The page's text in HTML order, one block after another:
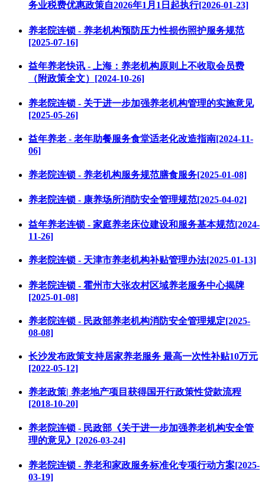
务业税费优惠政策自2026年1月1日起执行[2026-01-23]
养老院连锁 - 养老机构预防压力性损伤照护服务规范
[2025-07-16]
益年养老快讯 - 上海：养老机构原则上不收取会员费
（附政策全文）[2024-10-26]
养老院连锁 - 关于进一步加强养老机构管理的实施意见
[2025-05-26]
益年养老 - 老年助餐服务食堂适老化改造指南[2024-11-
06]
养老院连锁 - 养老机构服务规范膳食服务[2025-01-08]
养老院连锁 - 康养场所消防安全管理规范[2025-04-02]
益年养老连锁 - 家庭养老床位建设和服务基本规范[2024-
11-26]
养老院连锁 - 天津市养老机构补贴管理办法[2025-01-13]
养老院连锁 - 霍州市大张农村区域养老服务中心揭牌
[2025-01-08]
养老院连锁 - 民政部养老机构消防安全管理规定[2025-
08-08]
长沙发布政策支持居家养老服务 最高一次性补贴10万元
[2022-05-12]
养老政策| 养老地产项目获得国开行政策性贷款流程
[2018-10-20]
养老院连锁 - 民政部《关于进一步加强养老机构安全管
理的意见》[2026-03-24]
养老院连锁 - 养老和家政服务标准化专项行动方案[2025-
03-19]